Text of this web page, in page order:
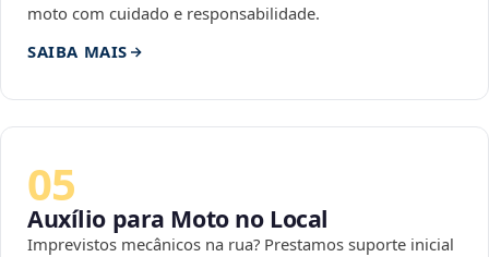
moto com cuidado e responsabilidade.
SAIBA MAIS
05
Auxílio para Moto no Local
Imprevistos mecânicos na rua? Prestamos suporte inicial